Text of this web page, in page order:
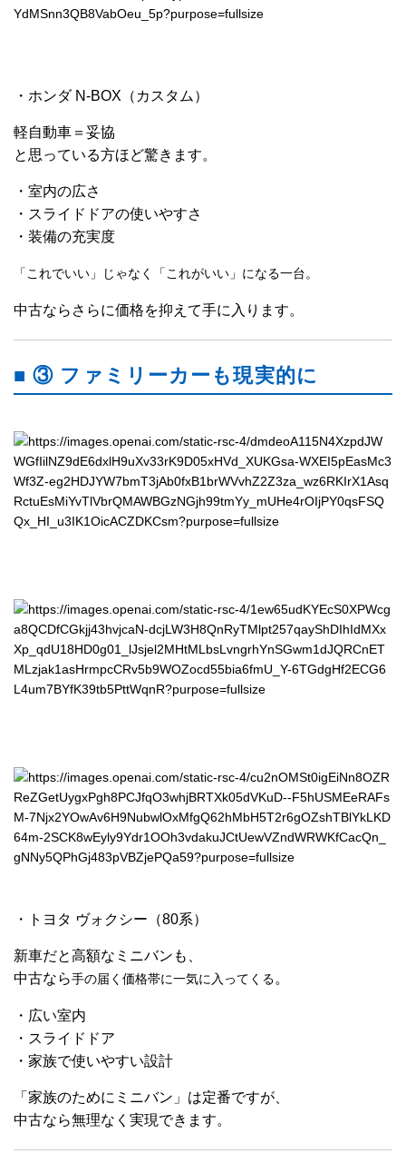
・ホンダ N-BOX（カスタム）
軽自動車＝妥協
と思っている方ほど驚きます。
・室内の広さ
・スライドドアの使いやすさ
・装備の充実度
「これでいい」じゃなく「これがいい」になる一台。
中古ならさらに価格を抑えて手に入ります。
■ ③ ファミリーカーも現実的に
・トヨタ ヴォクシー（80系）
新車だと高額なミニバンも、
中古なら手の届く価格帯に一気に入ってくる。
・広い室内
・スライドドア
・家族で使いやすい設計
「家族のためにミニバン」は定番ですが、
中古なら無理なく実現できます。